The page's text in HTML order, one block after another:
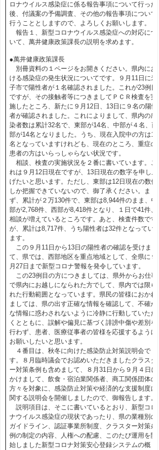
ロナウイルス感染症に係る報告事項について行った
後、付議案の予備調査、その他の報告事項について
行うこととしますので、よろしくお願いします。
報告１、新型コロナウイルス感染症への対応につ
いて、萬井健康政策課長の説明を求めます。
●萬井健康政策課長
別冊資料の１ページをお開きください。県内にお
ける感染症の発生状況についてです。９月11日に米
子市で陽性者が１名確認されました。これが23例目
ですが、その接触者等につきましてＰＣＲ検査を実
施したところ、新たに９月12日、13日に９名の陽性
者が確認されました。これによりまして、県内の感
染者数は累計32名で、東部が14名、中部が４名、西
部が14名となりました。うち、現在入院中の方は10
名となっていますけれども、現在のところ、重症の
患者の方はいらっしゃらない状況です。
相談、検査の実施状況を２番に書いています。こ
れは９月12日現在ですが、13日現在の数字を申し上
げたいと思います。ただし、東部は12日現在の数値
しか把握できていないので、御了承ください。ま
ず、累計が２万130件で、東部は8,944件のまま、中
部が2,768件、西部が8,418件となり、１日で41件、
相談が増えているところです。あと、検査件数です
が、累計は8,717件、うち陽性者は32件となってい
ます。
この９月11日から13日の陽性者の確認を受けまし
て、県では、西部地区を重点地域として、全県に９
月27日まで新型コロナ警報を発令しています。
この23例目の方につきましては、県外からお仕事
で県内にお越しになられた方でして、県内では限ら
れた行動範囲となっています。県民の皆様におかれ
ましては、県の出す正確な情報を確認して、不確か
な情報に惑わされないように冷静に行動していただ
くとともに、誤解や偏見に基づく誹謗中傷や差別を
行わず、患者、医療従事者の皆様を応援するように
お願いしたいと思います。
４番目は、秋冬に向けた感染防止対策説明会で
す。８月臨時議会でお認めいただきましたクラスタ
ー対策条例も含めまして、８月31日から９月４日に
かけまして、飲食・宿泊業関係者、商工関係団体の
方々を対象に、感染防止対策や経済的な支援制度に
関する説明会を開催しましたので、御報告します。
説明項目は、そこに書いているとおり、新型コロ
ナウイルス感染症の現状であったり、県の業種別の
ガイドライン、認証事業所制度、クラスター対策条
例の制定の内容、人権への配慮、このたび運用を開
始しました新型コロナ対策安心登録システムの概